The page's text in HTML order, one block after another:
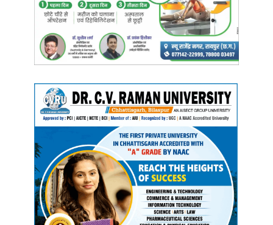
फोरेंसिक टीम और AIIMS की रिपोर्ट
पर निगाह
घटना की सूचना मिलते हीथाना प्रभारी फोरेंसिक टीम, और वरिष्ठ अधिकारी मौके
रखवाया गया है। अबपोस्टमार्टम और ब्लड रिपोर्ट के आधार पर यह स्पष्ट होगा कि
मंदीप की मौत किस नशीले पदार्थ के कारण हुई।
जांच जारी है और पुलिस का कहना है कि दोषियों पर सख्त कार्रवाई की जाएगी।
अगर किशोर पैकरा हत्याकांड की तरह यह मामला भी ड्रग्स और आपराधिक गिरोह
से जुड़ता है, तो रायपुर में नशे का नेटवर्क एक बार फिर सवालों के घेरे में है।